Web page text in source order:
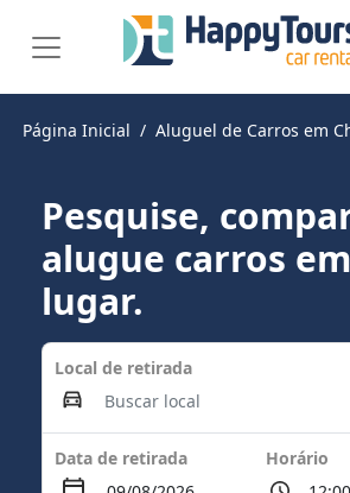
Página Inicial Aluguel de Carros em
Pesquise,
alugue carros
lugar.
Local de retirada
Data de retirada Horário